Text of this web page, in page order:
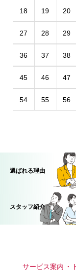
18 19 20
27 28 29
36 37 38
45 46 47
54 55 56
選ばれる理由
スタッフ紹介
サービス案内